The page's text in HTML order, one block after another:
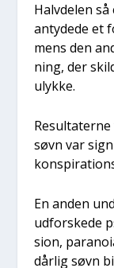
Halv­de­len
anty­de­de et
mens den
ning, der
ulyk­ke.
søvn var
En anden
udfor­ske­de
sion,
dår­lig søvn